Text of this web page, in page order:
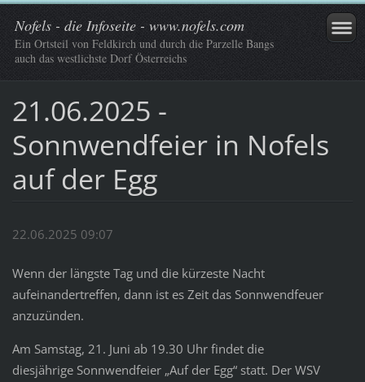
Nofels - die Infoseite - www.nofels.com
Ein Ortsteil von Feldkirch und durch die Parzelle Bangs
auch das westlichste Dorf Österreichs
21.06.2025 -
Sonnwendfeier in Nofels
auf der Egg
22.06.2025 09:07
Wenn der längste Tag und die kürzeste Nacht
aufeinandertreffen, dann ist es Zeit das Sonnwendfeuer
anzuzünden.
Am Samstag, 21. Juni ab 19.30 Uhr findet die
diesjährige Sonnwendfeier „Auf der Egg“ statt. Der WSV